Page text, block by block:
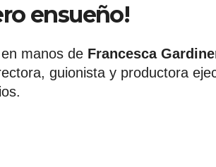
ensueño!
manos de Francesca
guionista y productora